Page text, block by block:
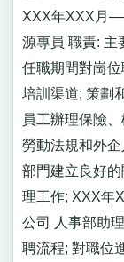
XXX年XXX月
源專員 職責: 主
任職期間對崗位
培訓渠道; 策劃
員工辦理保險
勞動法規和外
部門建立良好
理工作; XXX年
公司 人事部助
聘流程; 對職位